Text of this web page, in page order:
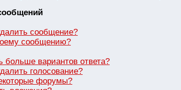
сообщение?
сообщению?
больше вариантов ответа?
голосование?
форумы?